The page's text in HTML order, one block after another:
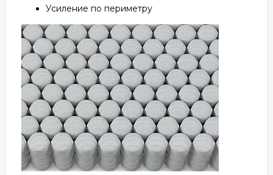
Усиление по периметру